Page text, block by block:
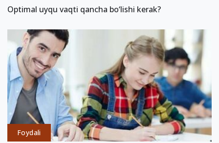
Optimal uyqu vaqti qancha bo‘lishi kerak?
Foydali